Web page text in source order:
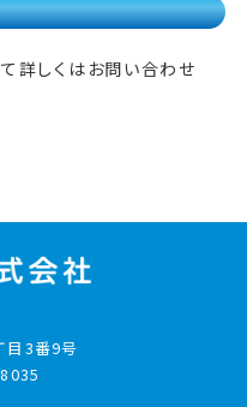
詳しくはお問い合わせ
目3番9号